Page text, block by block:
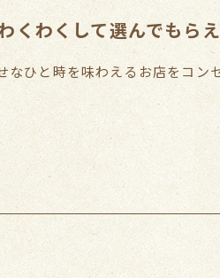
くわくして選んでもら
なひと時を味わえるお店をコ